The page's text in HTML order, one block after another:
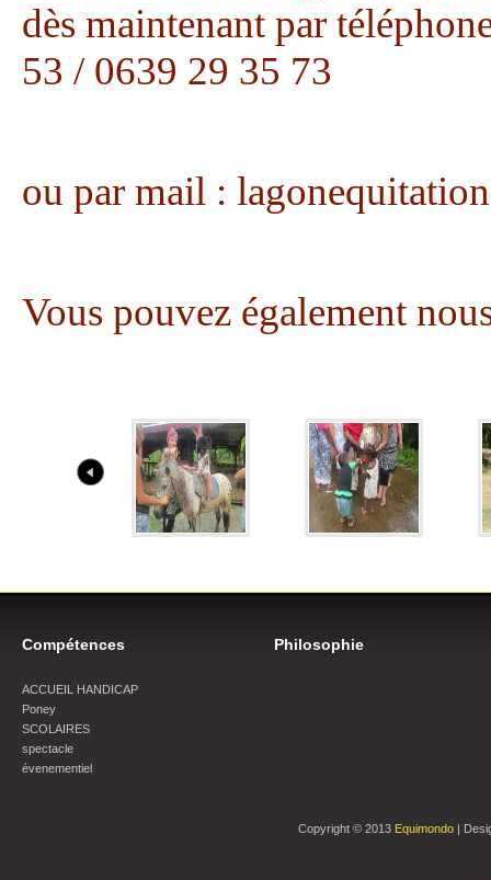
dès maintenant par
53 / 0639 29 35 73
ou par mail :
Vous pouvez également
Compétences
ACCUEIL HANDICAP
Poney
SCOLAIRES
spectacle
évenementiel
Philosophie
Copyright © 2013 Equimondo|